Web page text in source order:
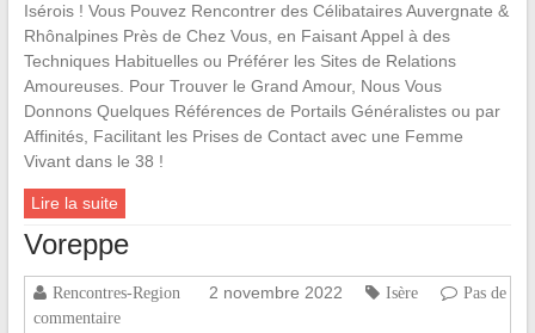
Isérois ! Vous Pouvez Rencontrer des Célibataires Auvergnate &
Rhônalpines Près de Chez Vous, en Faisant Appel à des
Techniques Habituelles ou Préférer les Sites de Relations
Amoureuses. Pour Trouver le Grand Amour, Nous Vous
Donnons Quelques Références de Portails Généralistes ou par
Affinités, Facilitant les Prises de Contact avec une Femme
Vivant dans le 38 !
Lire la suite
Voreppe
Rencontres-Region 2 novembre 2022 Isère
Pas de
commentaire